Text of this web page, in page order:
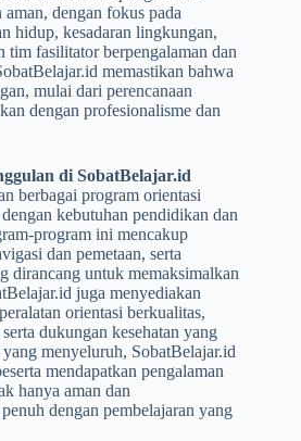
dengan fokus pada
hidup, kesadaran lingkungan,
tim fasilitator berpengalaman dan
memastikan bahwa
mulai dari perencanaan
dengan profesionalisme dan
di SobatBelajar.id
berbagai program orientasi
kebutuhan pendidikan dan
program ini mencakup
dan pemetaan, serta
dirancang untuk memaksimalkan
juga menyediakan
orientasi berkualitas,
dukungan kesehatan yang
menyeluruh, SobatBelajar.id
mendapatkan pengalaman
hanya aman dan
dengan pembelajaran yang